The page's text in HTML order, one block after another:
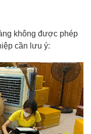
không được phép
cần lưu ý: